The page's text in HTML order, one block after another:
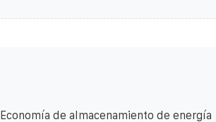
Economía de almacenamiento de energía